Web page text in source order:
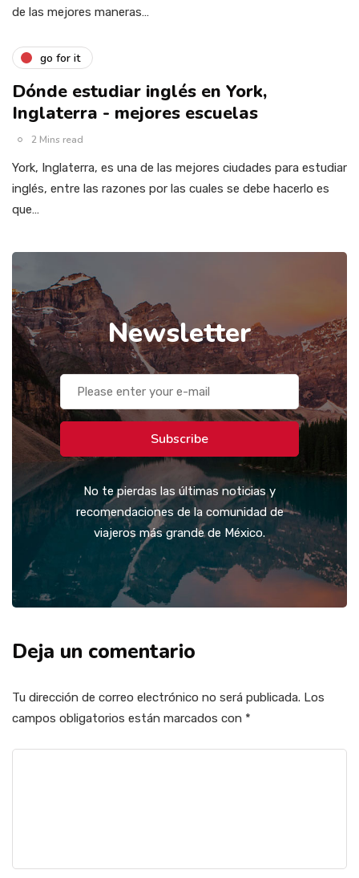
de las mejores maneras…
go for it
Dónde estudiar inglés en York,
Inglaterra - mejores escuelas
2 Mins read
York, Inglaterra, es una de las mejores ciudades para estudiar
inglés, entre las razones por las cuales se debe hacerlo es
que…
Newsletter
Subscribe
No te pierdas las últimas noticias y
recomendaciones de la comunidad de
viajeros más grande de México.
Deja un comentario
Tu dirección de correo electrónico no será publicada. Los
campos obligatorios están marcados con *